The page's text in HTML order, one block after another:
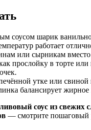
соусом шарик
работает
или сырникам вместо
прослойку в торте или
утке или
балансирует жирное
соус из свежих
— смотрите пошаговый